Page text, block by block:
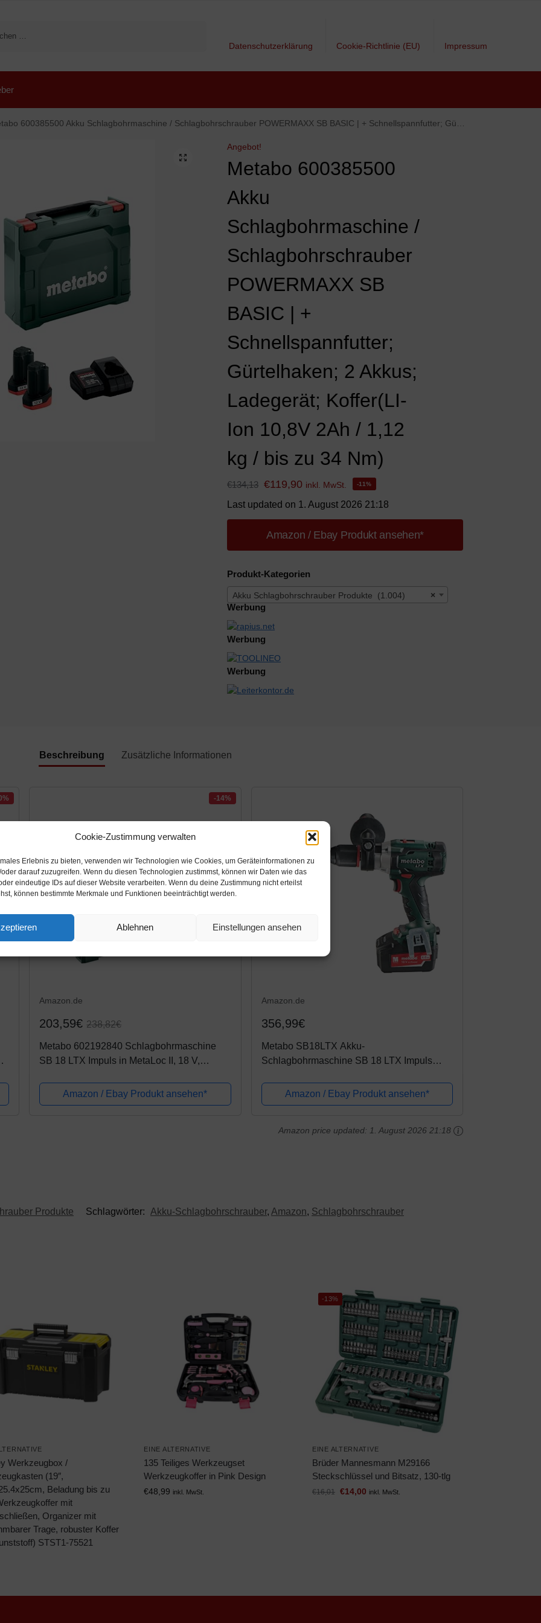
Cookie-Zustimmung verwalten
Erlebnis zu bieten, verwenden wir Technologien wie Cookies, um Geräteinformationen zu
darauf zuzugreifen. Wenn du diesen Technologien zustimmst, können wir Daten wie das
eindeutige IDs auf dieser Website verarbeiten. Wenn du deine Zustimmung nicht erteilst
können bestimmte Merkmale und Funktionen beeinträchtigt werden.
Ablehnen Einstellungen ansehen
Datenschutzerklärung Cookie-Richtlinie (EU) Impressum
600385500 Akku Schlagbohrmaschine / Schlagbohrschrauber POWERMAXX SB BASIC | + Schnellspannfutter; Gürtelhaken; 2 Akkus; Ladegerät; Koffer(LI-Ion 10,8V 2Ah / 1,12 kg / bis zu 34 Nm)
Angebot!
Metabo 600385500
Akku
Schlagbohrmaschine /
Schlagbohrschrauber
POWERMAXX SB
BASIC | +
Schnellspannfutter;
Gürtelhaken; 2 Akkus;
Ladegerät; Koffer(LI-
Ion 10,8V 2Ah / 1,12
kg / bis zu 34 Nm)
€134,13 €119,90 inkl. MwSt. -11%
Last updated on 1. August 2026 21:18
Amazon / Ebay Produkt ansehen*
Produkt-Kategorien
×
Akku Schlagbohrschrauber Produkte (1.004)
Werbung
Werbung
Werbung
Beschreibung Zusätzliche Informationen
-14%
Amazon.de
203,59€238,82€
Metabo 602192840 Schlagbohrmaschine
SB 18 LTX Impuls in MetaLoc II, 18 V,
Amazon / Ebay Produkt ansehen*
Amazon.de
356,99€
Metabo SB18LTX Akku-
Schlagbohrmaschine SB 18 LTX Impuls
Ion + ASC 55, 54 W, 18 V
Amazon / Ebay Produkt ansehen*
Amazon price updated: 1. August 2026 21:18
Produkte Schlagwörter: Akku-Schlagbohrschrauber, Amazon, Schlagbohrschrauber
Werkzeugbox /
(19″,
Beladung bis zu
mit
Organizer mit
Trage, robuster Koffer
STST1-75521
EINE ALTERNATIVE
135 Teiliges Werkzeugset
Werkzeugkoffer in Pink Design
€48,99 inkl. MwSt.
-13%
EINE ALTERNATIVE
Brüder Mannesmann M29166
Steckschlüssel und Bitsatz, 130-tlg
€16,01 €14,00 inkl. MwSt.